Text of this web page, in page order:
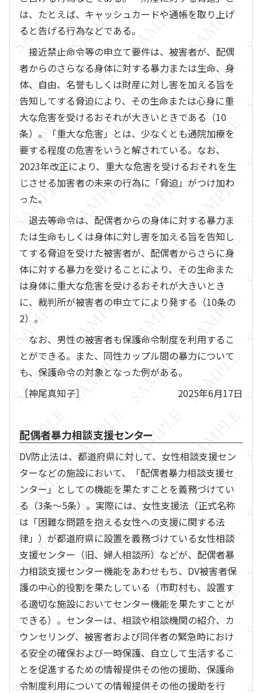
は、たとえば、キャッシュカードや通帳を取り上げ
ると告げる行為などである。
接近禁止命令等の申立て要件は、被害者が、配偶
者からのさらなる身体に対する暴力または生命、身
体、自由、名誉もしくは財産に対し害を加える旨を
告知してする脅迫により、その生命または心身に重
大な危害を受けるおそれが大きいときである（10
条）。「重大な危害」とは、少なくとも通院加療を
要する程度の危害をいうと解されている。なお、
2023年改正により、重大な危害を受けるおそれを生
じさせる加害者の未来の行為に「脅迫」がつけ加わ
った。
退去等命令は、配偶者からの身体に対する暴力ま
たは生命もしくは身体に対し害を加える旨を告知し
てする脅迫を受けた被害者が、配偶者からさらに身
体に対する暴力を受けることにより、その生命また
は身体に重大な危害を受けるおそれが大きいとき
に、裁判所が被害者の申立てにより発する（10条の
2）。
なお、男性の被害者も保護命令制度を利用するこ
とができる。また、同性カップル間の暴力について
も、保護命令の対象となった例がある。
［神尾真知子］
2025年6月17日
配偶者暴力相談支援センター
DV防止法は、都道府県に対して、女性相談支援セン
ターなどの施設において、「配偶者暴力相談支援セ
ンター」としての機能を果たすことを義務づけてい
る（3条～5条）。実際には、女性支援法（正式名称
は「困難な問題を抱える女性への支援に関する法
律」）が都道府県に設置を義務づけている女性相談
支援センター（旧、婦人相談所）などが、配偶者暴
力相談支援センター機能をあわせもち、DV被害者保
護の中心的役割を果たしている（市町村も、設置す
る適切な施設においてセンター機能を果たすことが
できる）。センターは、相談や相談機関の紹介、カ
ウンセリング、被害者および同伴者の緊急時におけ
る安全の確保および一時保護、自立して生活するこ
とを促進するための情報提供その他の援助、保護命
令制度利用についての情報提供その他の援助を行